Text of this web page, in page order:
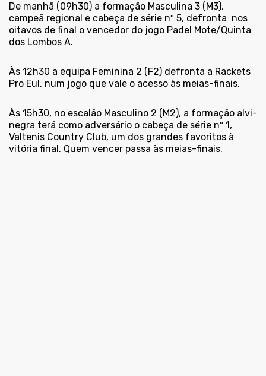
De manhã (09h30) a formação Masculina 3 (M3),
campeã regional e cabeça de série nº 5, defronta nos
oitavos de final o vencedor do jogo Padel Mote/Quinta
dos Lombos A.
Às 12h30 a equipa Feminina 2 (F2) defronta a Rackets
Pro Eul, num jogo que vale o acesso às meias-finais.
Às 15h30, no escalão Masculino 2 (M2), a formação alvi-
negra terá como adversário o cabeça de série nº 1,
Valtenis Country Club, um dos grandes favoritos à
vitória final. Quem vencer passa às meias-finais.